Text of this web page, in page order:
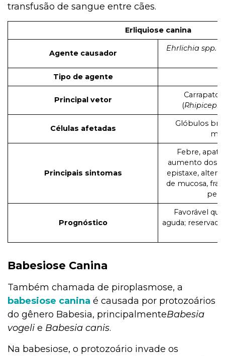
transfusão de sangue entre cães.
Erliquiose canina
Agente causador
Ehrlichia spp.
Tipo de agente
Principal vetor
(
Células afetadas
Glóbulos
Principais sintomas
Febre,
aumento dos
epistaxe,
de mucosa,
Prognóstico
Favorável
aguda;
Babesiose Canina
Também chamada de piroplasmose, a
babesiose canina é causada por protozoários
do gênero Babesia, principalmenteBabesia
vogeli e Babesia canis.
Na babesiose, o protozoário invade os